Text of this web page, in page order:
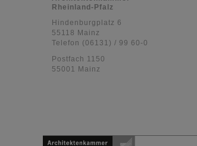
Rheinland-Pfalz
Hindenburgplatz 6
55118 Mainz
Telefon (06131) / 99 60-0
Postfach 1150
55001 Mainz